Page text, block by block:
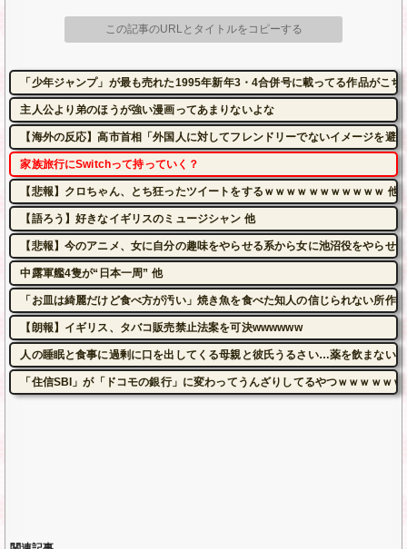
この記事のURLとタイトルをコピーする
「少年ジャンプ」が最も売れた1995年新年3・4合併号に載ってる作品がこち
主人公より弟のほうが強い漫画ってあまりないよな
【海外の反応】高市首相「外国人に対してフレンドリーでないイメージを
家族旅行にSwitchって持っていく？
【悲報】クロちゃん、とち狂ったツイートをするｗｗｗｗｗｗｗｗｗｗｗ 他
【語ろう】好きなイギリスのミュージシャン 他
【悲報】今のアニメ、女に自分の趣味をやらせる系から女に池沼役をやらせ
中露軍艦4隻が“日本一周” 他
「お皿は綺麗だけど食べ方が汚い」焼き魚を食べた知人の信じられない所
【朗報】イギリス、タバコ販売禁止法案を可決wwwwww
人の睡眠と食事に過剰に口を出してくる母親と彼氏うるさい…薬を飲まない
「住信SBI」が「ドコモの銀行」に変わってうんざりしてるやつｗｗｗｗｗｗ